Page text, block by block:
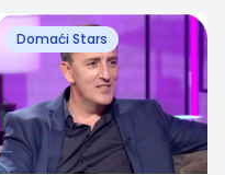
Domaći Stars